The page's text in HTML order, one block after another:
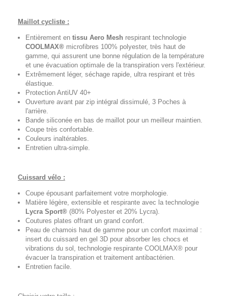
Maillot cycliste :
Entièrement en tissu Aero Mesh respirant technologie
COOLMAX® microfibres 100% polyester, très haut de
gamme, qui assurent une bonne régulation de la température
et une évacuation optimale de la transpiration vers l'extérieur.
Extrêmement léger, séchage rapide, ultra respirant et très
élastique.
Protection AntiUV 40+
Ouverture avant par zip intégral dissimulé, 3 Poches à
l'arrière.
Bande siliconée en bas de maillot pour un meilleur maintien.
Coupe très confortable.
Couleurs inaltérables.
Entretien ultra-simple.
Cuissard vélo :
Coupe épousant parfaitement votre morphologie.
Matière légère, extensible et respirante avec la technologie
Lycra Sport® (80% Polyester et 20% Lycra).
Coutures plates offrant un grand confort.
Peau de chamois haut de gamme pour un confort maximal :
insert du cuissard en gel 3D pour absorber les chocs et
vibrations du sol, technologie respirante COOLMAX® pour
évacuer la transpiration et traitement antibactérien.
Entretien facile.